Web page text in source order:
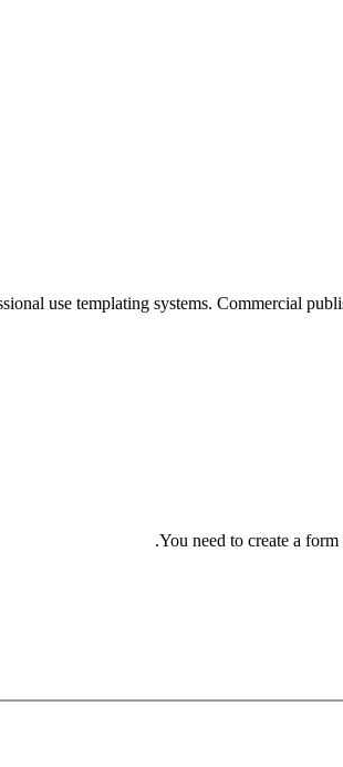
use templating systems. Commercial
You need to create a